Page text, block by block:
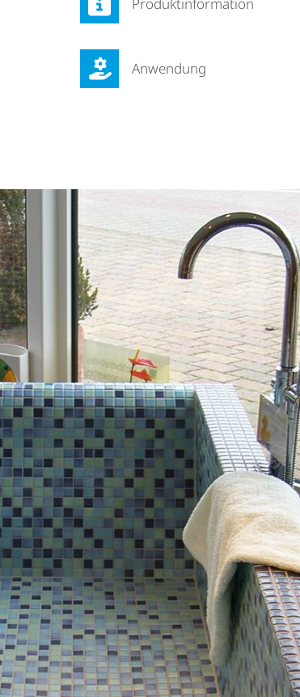
Produkt­in­for­ma­tion
Anwendung